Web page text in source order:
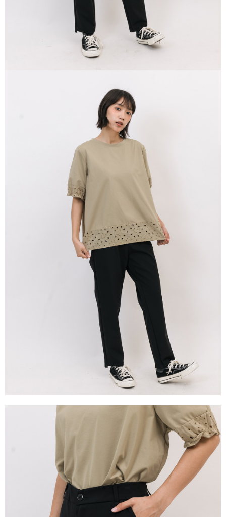
請求用戶進行身份認證。
５．嚴禁一人註冊多個帳號或使用他人資訊註冊。若發現惡意使用之情形，
恩沛科技股份有限公司將有權停止該用戶之使用額度並採取法律行動。